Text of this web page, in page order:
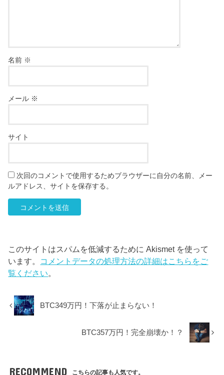
名前 ※
メール ※
サイト
次回のコメントで使用するためブラウザーに自分の名前、メー
ルアドレス、サイトを保存する。
このサイトはスパムを低減するために Akismet を使って
います。 コメントデータの処理方法の詳細はこちらをご
覧ください。
BTC349万円！下落が止まらない！
BTC357万円！完全崩壊か！？
RECOMMEND こちらの記事も人気です。